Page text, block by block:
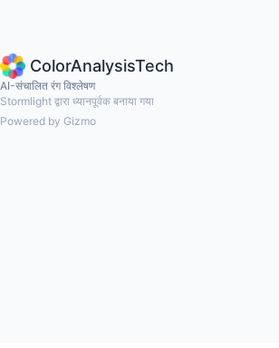
ColorAnalysisTech
AI-संचालित रंग विश्लेषण
Stormlight द्वारा ध्यानपूर्वक बनाया गया
Powered by Gizmo